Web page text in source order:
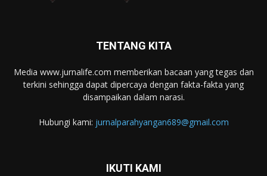
TENTANG KITA
Media www.jurnalife.com memberikan bacaan yang tegas dan
terkini sehingga dapat dipercaya dengan fakta-fakta yang
disampaikan dalam narasi.
Hubungi kami: jurnalparahyangan689@gmail.com
IKUTI KAMI